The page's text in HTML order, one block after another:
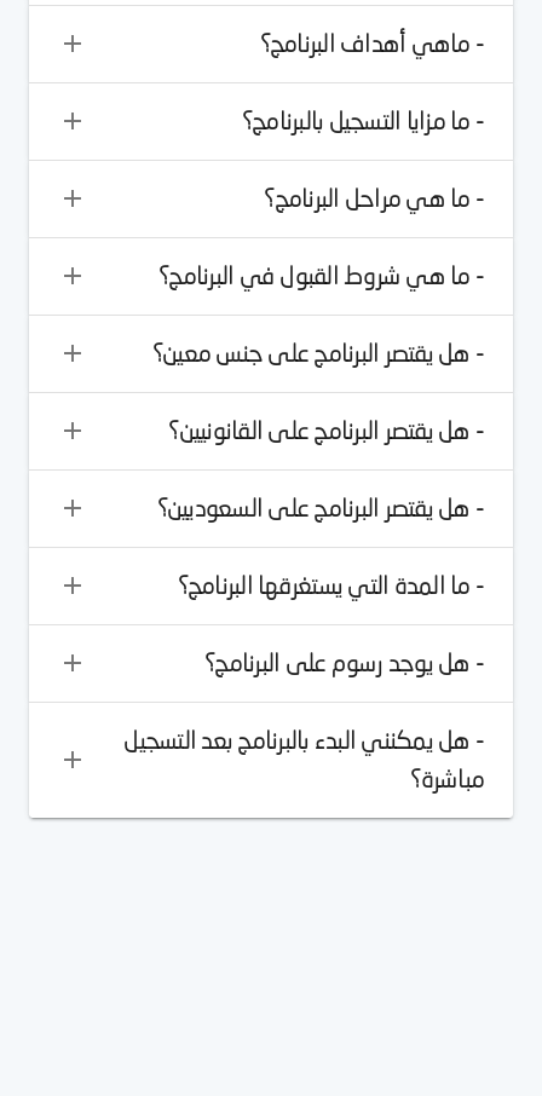
- ماهي أهداف البرنامج؟
- ما مزايا التسجيل بالبرنامج؟
- ما هي مراحل البرنامج؟
- ما هي شروط القبول في البرنامج؟
- هل يقتصر البرنامج على جنس معين؟
- هل يقتصر البرنامج على القانونيين؟
- هل يقتصر البرنامج على السعوديين؟
- ما المدة التي يستغرقها البرنامج؟
- هل يوجد رسوم على البرنامج؟
- هل يمكنني البدء بالبرنامج بعد التسجيل
مباشرة؟